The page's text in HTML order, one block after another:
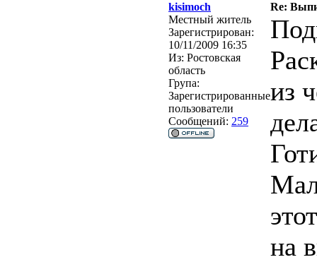
kisimoch
Re:
Местный житель
Зарегистрирован:
10/11/2009 16:35
Из: Ростовская
область
Група:
Зарегистрированные
пользователи
Сообщений: 259
из
на